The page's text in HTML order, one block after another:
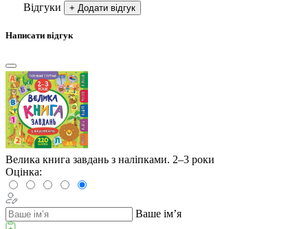
Відгуки
+ Додати відгук
Написати відгук
Велика книга завдань з наліпками. 2–3 роки
Оцінка:
Ваше ім’я